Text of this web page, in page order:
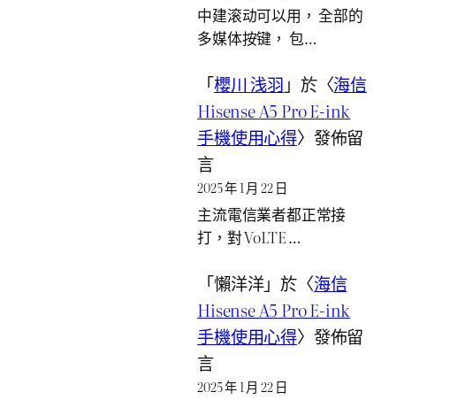
中建滚动可以用， 全部的
多媒体按键， 包…
「櫻川 浅羽 」於〈海信
Hisense A5 Pro E-ink
手機使用心得〉發佈留
言
2025 年 1 月 22 日
主流電信業者都正常接
打，對 VoLTE …
「懶洋洋」於〈海信
Hisense A5 Pro E-ink
手機使用心得〉發佈留
言
2025 年 1 月 22 日